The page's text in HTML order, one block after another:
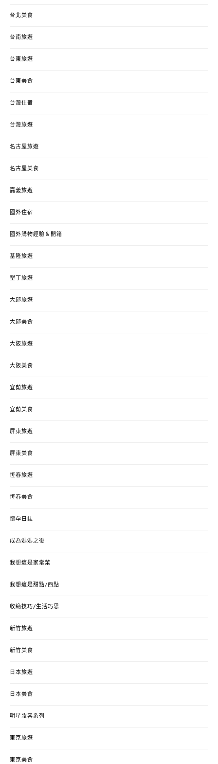
台北美食
台南旅遊
台東旅遊
台東美食
台灣住宿
台灣旅遊
名古屋旅遊
名古屋美食
嘉義旅遊
國外住宿
國外購物經驗＆開箱
基隆旅遊
墾丁旅遊
大邱旅遊
大邱美食
大阪旅遊
大阪美食
宜蘭旅遊
宜蘭美食
屏東旅遊
屏東美食
恆春旅遊
恆春美食
懷孕日誌
成為媽媽之後
我想這是家常菜
我想這是甜點/西點
收納技巧/生活巧思
新竹旅遊
新竹美食
日本旅遊
日本美食
明星妝容系列
東京旅遊
東京美食